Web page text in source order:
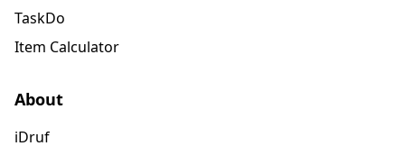
TaskDo
Item Calculator
About
iDruf